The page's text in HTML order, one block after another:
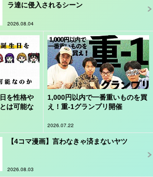
ラ達に侵入されるシーン
2026.08.04
を性格や
は可能な
1,000円以内で一番重いものを買
え！重-1グランプリ開催
2026.07.22
【4コマ漫画】言わなきゃ済まないヤツ
2026.08.03